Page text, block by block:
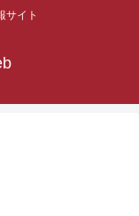
サイト